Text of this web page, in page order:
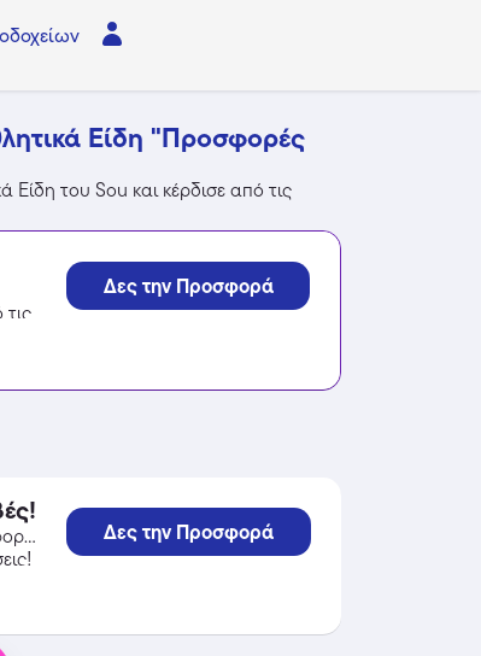
Είδη "Προσφορές
του Sou και κέρδισε από τις
Δες την Προσφορά
Δες την Προσφορά